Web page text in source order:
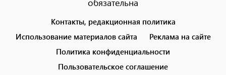
обязательна
menu
Контакты, редакционная политика
Использование материалов сайта
Реклама на сайте
Политика конфиденциальности
Пользовательское соглашение